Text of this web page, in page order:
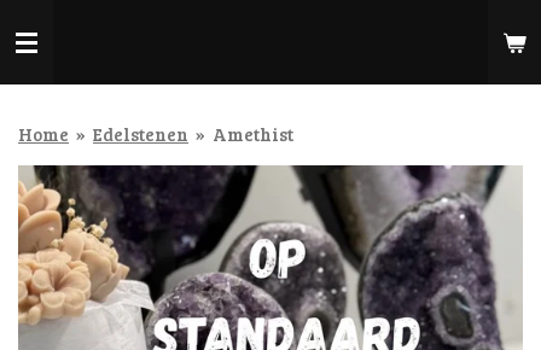
direct
hoofdinhoud
Home » Edelstenen » Amethist